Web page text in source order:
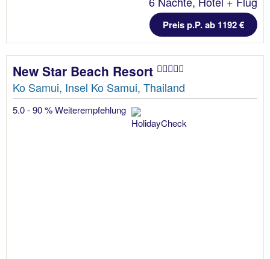
Preis p.P. ab 1192 €
New Star Beach Resort
Ko Samui, Insel Ko Samui, Thailand
5.0 - 90 % Weiterempfehlung